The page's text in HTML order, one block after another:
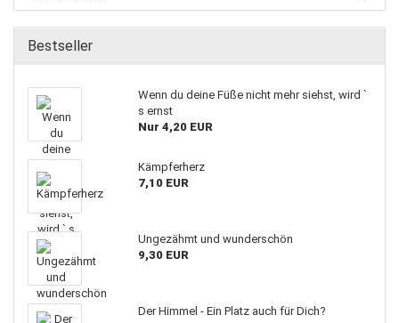
Bestseller
Wenn du deine Füße nicht mehr siehst, wird `
s ernst
Nur 4,20 EUR
Kämpferherz
7,10 EUR
Ungezähmt und wunderschön
9,30 EUR
Der Himmel - Ein Platz auch für Dich?